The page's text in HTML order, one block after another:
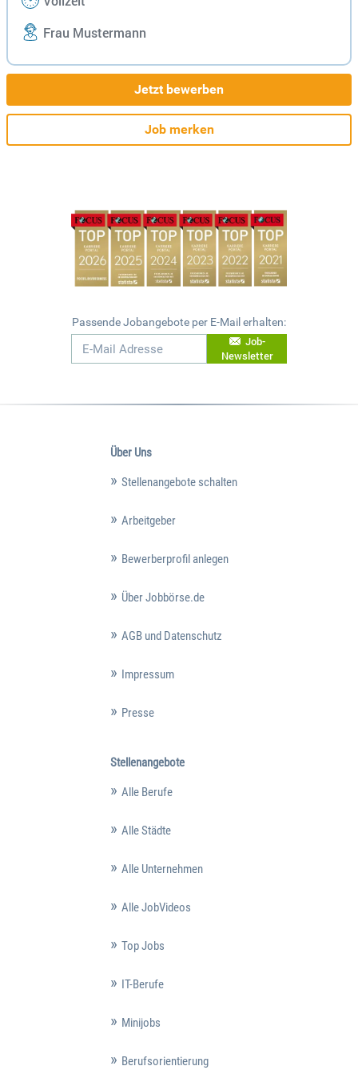
Frau Mustermann
Jetzt bewerben
Job merken
Passende Jobangebote per E-Mail erhalten:
Job-
Newsletter
Über Uns
Stellenangebote schalten
Arbeitgeber
Bewerberprofil anlegen
Über Jobbörse.de
AGB und Datenschutz
Impressum
Presse
Stellenangebote
Alle Berufe
Alle Städte
Alle Unternehmen
Alle JobVideos
Top Jobs
IT-Berufe
Minijobs
Berufsorientierung